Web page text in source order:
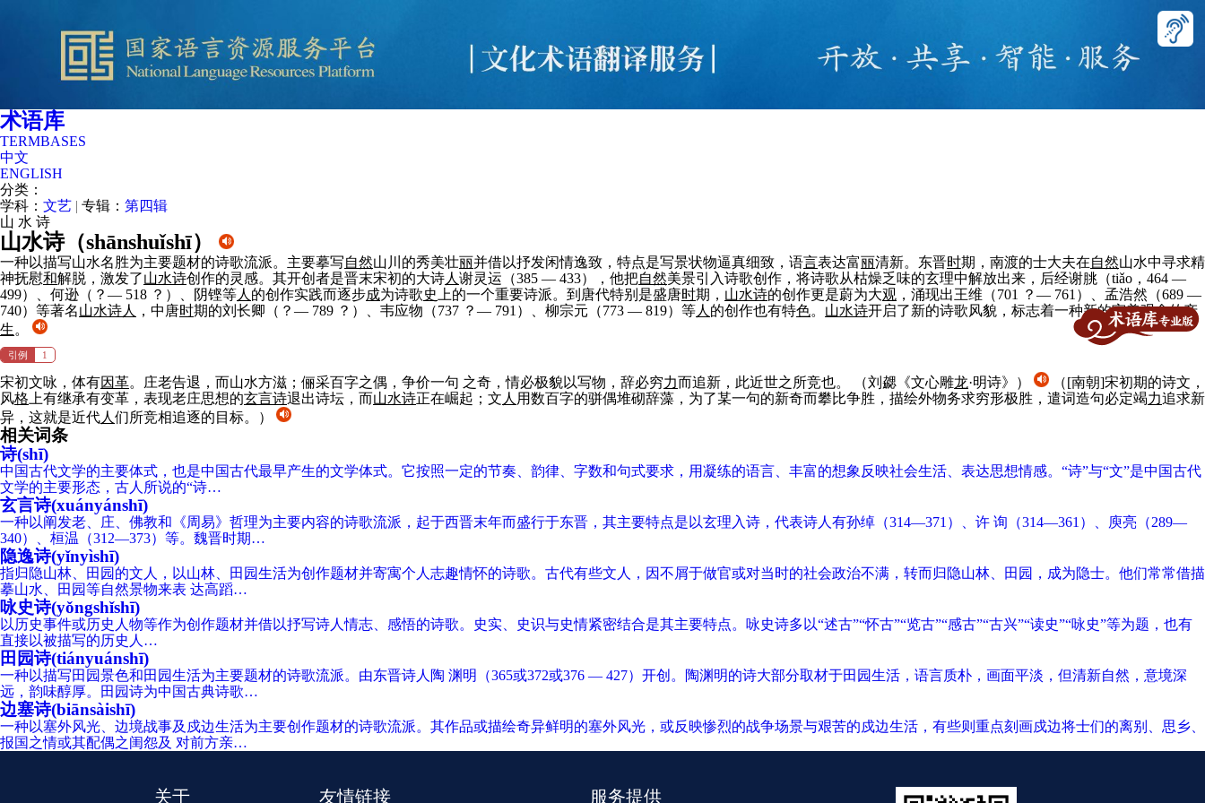
术语库
TERMBASES
中文
ENGLISH
分类：
学科： 文艺 | 专辑： 第四辑
山 水 诗
山水诗（shānshuǐshī）
一种以描写山水名胜为主要题材的诗歌流派。主要摹写自然山川的秀美壮丽并借以抒发闲情逸致，特点是写景状物逼真细致，语言表达富丽清新。东晋时期，南渡的士大夫在自然山水中寻求精
神抚慰和解脱，激发了山水诗创作的灵感。其开创者是晋末宋初的大诗人 谢灵运（385 — 433），他把自然美景引入诗歌创作，将诗歌从枯燥乏味的玄理中解放出来，后经谢朓（tiǎo，464 —
499）、何逊（？— 518 ？）、阴铿等人 的创作实践而逐步成为诗歌史 上的一个重要诗派。到唐代特别是盛唐时期， 山水诗的创作更是蔚为大观 ，涌现出王维（701 ？— 761）、孟浩然（689 —
740）等著名山水诗人 ，中唐时期的刘长卿（？— 789 ？）、韦应物（737 ？— 791）、柳宗元（773 — 819）等人 的创作也有特色。 山水诗开启了新的诗歌风貌，标志着一种新的审美观念的产
生。
引例 1
宋初文咏，体有因革。庄老告退，而山水方滋；俪采百字之偶，争价一句 之奇，情必极貌以写物，辞必穷力而追新，此近世之所竞也。 （刘勰《文心雕龙·明诗》）
（[南朝]宋初期的诗文，
风格 上有继承有变革，表现老庄思想的玄言诗退出诗坛，而山水诗正在崛起；文 人 用数百字的骈偶堆砌辞藻，为了某一句的新奇而攀比争胜，描绘外物务求穷形极胜，遣词造句必定竭力追求新
异，这就是近代人 们所竞相追逐的目标。）
相关词条
诗(shī)
中国古代文学的主要体式，也是中国古代最早产生的文学体式。它按照一定的节奏、韵律、字数和句式要求，用凝练的语言、丰富的想象反映社会生活、表达思想情感。“诗”与“文”是中国古代
文学的主要形态，古人所说的“诗…
玄言诗(xuányánshī)
一种以阐发老、庄、佛教和《周易》哲理为主要内容的诗歌流派，起于西晋末年而盛行于东晋，其主要特点是以玄理入诗，代表诗人有孙绰（314—371）、许 询（314—361）、庾亮（289—
340）、桓温（312—373）等。魏晋时期…
隐逸诗(yǐnyìshī)
指归隐山林、田园的文人，以山林、田园生活为创作题材并寄寓个人志趣情怀的诗歌。古代有些文人，因不屑于做官或对当时的社会政治不满，转而归隐山林、田园，成为隐士。他们常常借描
摹山水、田园等自然景物来表 达高蹈…
咏史诗(yǒngshǐshī)
以历史事件或历史人物等作为创作题材并借以抒写诗人情志、感悟的诗歌。史实、史识与史情紧密结合是其主要特点。咏史诗多以“述古”“怀古”“览古”“感古”“古兴”“读史”“咏史”等为题，也有
直接以被描写的历史人…
田园诗(tiányuánshī)
一种以描写田园景色和田园生活为主要题材的诗歌流派。由东晋诗人陶 渊明（365或372或376 — 427）开创。陶渊明的诗大部分取材于田园生活，语言质朴，画面平淡，但清新自然，意境深
远，韵味醇厚。田园诗为中国古典诗歌…
边塞诗(biānsàishī)
一种以塞外风光、边境战事及戍边生活为主要创作题材的诗歌流派。其作品或描绘奇异鲜明的塞外风光，或反映惨烈的战争场景与艰苦的戍边生活，有些则重点刻画戍边将士们的离别、思乡、
报国之情或其配偶之闺怨及 对前方亲…
关于 友情链接 服务提供